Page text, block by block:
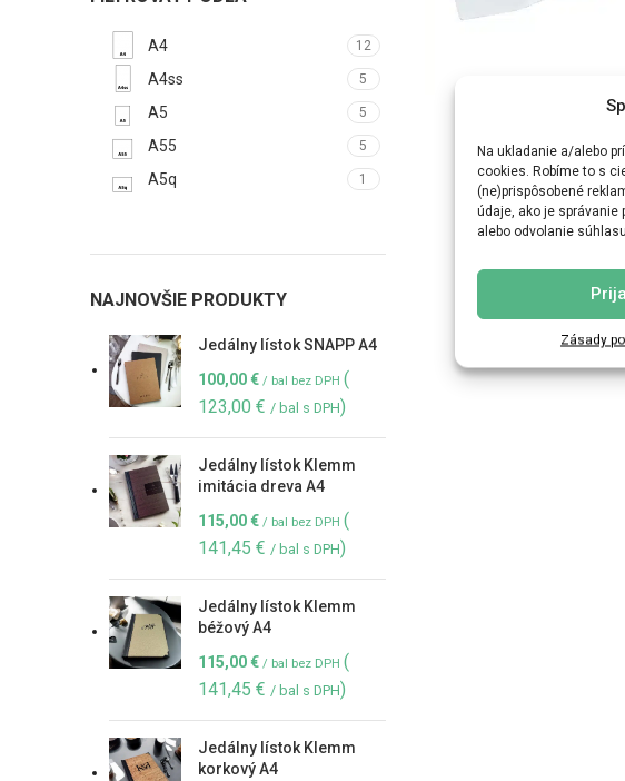
Na ukladanie a/alebo
cookies. Robíme to s
(ne)prispôsobené
údaje, ako je správanie
alebo odvolanie
Zásady
A4 12
A4ss 5
A5 5
A55 5
A5q 1
NAJNOVŠIE PRODUKTY
Jedálny lístok SNAPP A4
100,00€ / bal bez DPH (
123,00 € / bal s DPH)
Jedálny lístok Klemm
imitácia dreva A4
115,00€ / bal bez DPH (
141,45 € / bal s DPH)
Jedálny lístok Klemm
béžový A4
115,00€ / bal bez DPH (
141,45 € / bal s DPH)
Jedálny lístok Klemm
korkový A4
Dvojitý vnútorný list